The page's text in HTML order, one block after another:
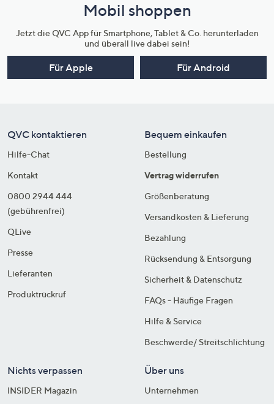
Mobil shoppen
Jetzt die QVC App für Smartphone, Tablet & Co. herunterladen
und überall live dabei sein!
Für Apple Für Android
QVC kontaktieren
Hilfe-Chat
Kontakt
0800 2944 444
(gebührenfrei)
QLive
Presse
Lieferanten
Produktrückruf
Bequem einkaufen
Bestellung
Vertrag widerrufen
Größenberatung
Versandkosten & Lieferung
Bezahlung
Rücksendung & Entsorgung
Sicherheit & Datenschutz
FAQs - Häufige Fragen
Hilfe & Service
Beschwerde/ Streitschlichtung
Nichts verpassen
INSIDER Magazin
Über uns
Unternehmen